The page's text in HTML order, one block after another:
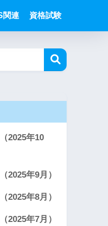
関連 資格試験
2025年10
2025年9月）
2025年8月）
2025年7月）